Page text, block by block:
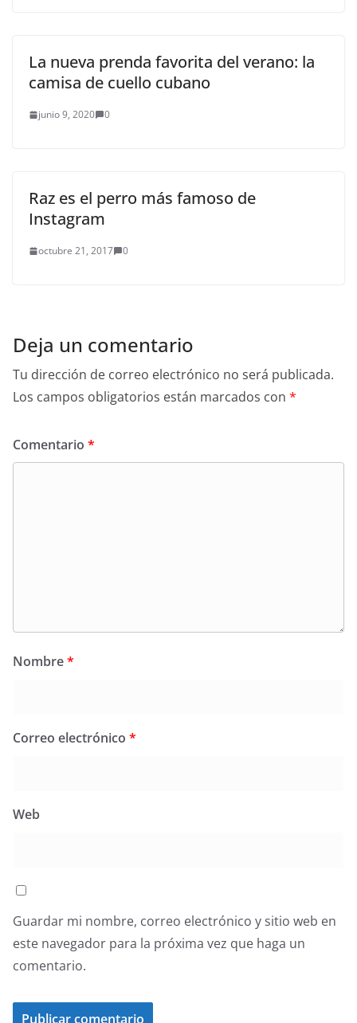
La nueva prenda favorita del verano: la
camisa de cuello cubano
junio 9, 2020 0
Raz es el perro más famoso de
Instagram
octubre 21, 2017 0
Deja un comentario
Tu dirección de correo electrónico no será publicada.
Los campos obligatorios están marcados con *
Comentario *
Nombre*
Correo electrónico *
Web
Guardar mi nombre, correo electrónico y sitio web en
este navegador para la próxima vez que haga un
comentario.